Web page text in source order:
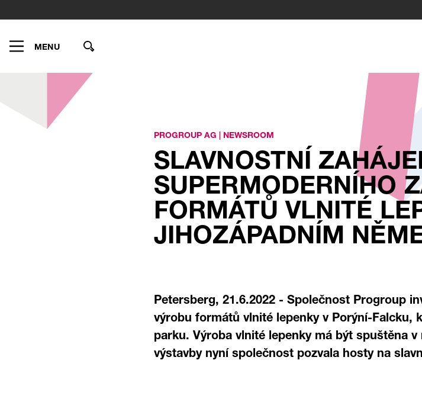
MENU
PROGROUP AG | NEWSROOM
SLAVNOSTNÍ
SUPERMODERNÍHO
FORMÁTŮ VLNITÉ
JIHOZÁPADNÍM
Petersberg, 21.6.2022 - Společnost Progroup
výrobu formátů vlnité lepenky v Porýní-Falcku,
parku. Výroba vlnité lepenky má být spuštěna
výstavby nyní společnost pozvala hosty na